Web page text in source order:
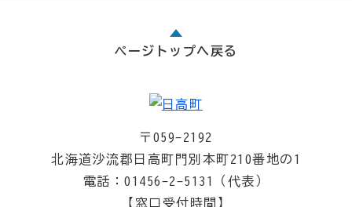
ページトップへ戻る
〒059-2192
北海道沙流郡日高町門別本町210番地の1
電話：01456-2-5131（代表）
【窓口受付時間】